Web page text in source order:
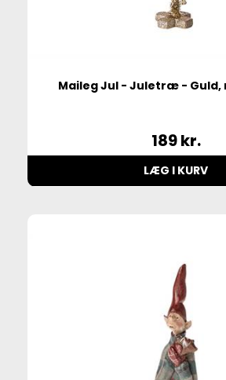
Maileg Jul - Juletræ - Guld,
189kr.
LÆG I KURV